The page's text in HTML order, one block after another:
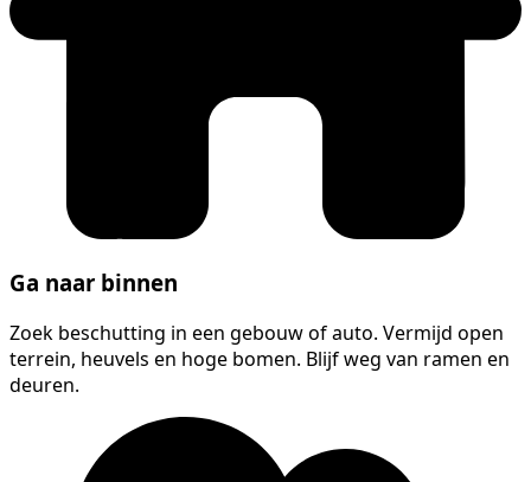
Ga naar binnen
Zoek beschutting in een gebouw of auto. Vermijd open
terrein, heuvels en hoge bomen. Blijf weg van ramen en
deuren.